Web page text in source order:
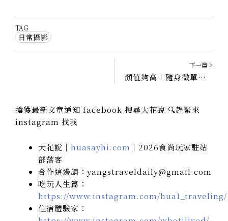
TAG
日常攝影
下一篇 >
顏值夠高！隨身微單眼OLYMPUS PEN E-PL10翻轉螢幕、4K錄影，出發為生活換氧的旅程
搶獲最新文章通知 facebook 搜尋大花說 🔍趕緊來
instagram 找我
大花說｜ huasayhi.com ｜2026食尚玩家駐站
部落客
合作這邊請：yangstraveldaily@gmail.com
吃玩人生篇：
https://www.instagram.com/hua1_traveling/
住宿體驗家：